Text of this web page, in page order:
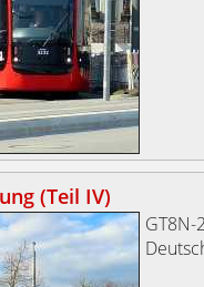
(Teil IV)